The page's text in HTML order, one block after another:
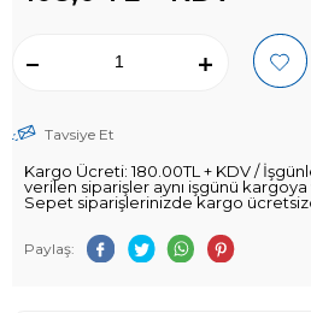
Tavsiye Et
Kargo Ücreti: 180.00TL + KDV /
verilen siparişler aynı işgünü kargoya
Sepet siparişlerinizde kargo
Paylaş: